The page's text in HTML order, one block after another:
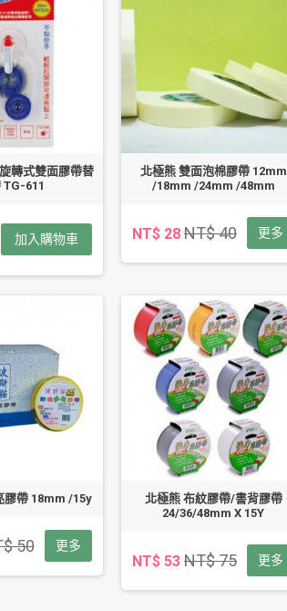
轉式雙面膠帶替
TG-611
加入購物車
北極熊 雙面泡棉膠帶 12mm
/18mm /24mm /48mm
NT$ 28 NT$ 40 更多
膠帶 18mm /15y
50 更多
北極熊 布紋膠帶/書背膠帶
24/36/48mm X 15Y
NT$ 53 NT$ 75 更多